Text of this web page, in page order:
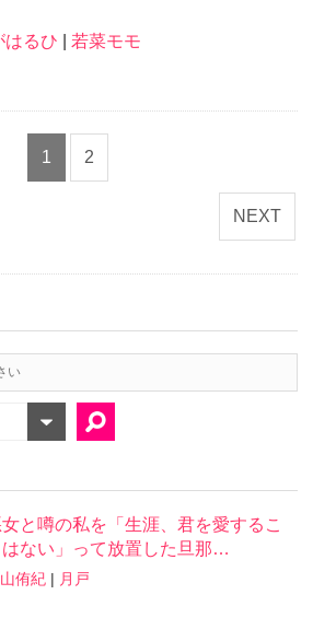
はるひ 若菜モモ
1 2
NEXT
と噂の私を「生涯、君を愛するこ
はない」って放置した旦那…
侑紀 | 月戸